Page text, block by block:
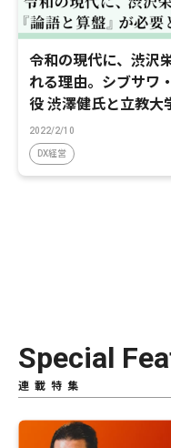
令和の現代に、渋沢
れる理由。シブサワ
役 渋澤健氏と立教大
授 特別対談【前編】
2022/2/10
DX経営
Special
連載特集